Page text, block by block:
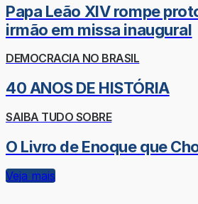
Papa Leão XIV rompe
irmão em missa inaugural
DEMOCRACIA NO BRASIL
40 ANOS DE HISTÓRIA
SAIBA TUDO SOBRE
O Livro de Enoque que
Veja mais